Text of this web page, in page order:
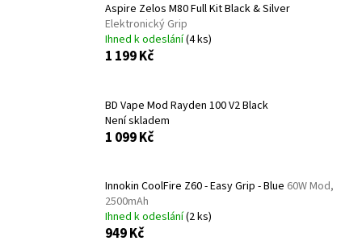
Aspire Zelos M80 Full Kit Black & Silver
Elektronický Grip
Ihned k odeslání(4 ks)
1 199 Kč
BD Vape Mod Rayden 100 V2 Black
Není skladem
1 099 Kč
Innokin CoolFire Z60 - Easy Grip - Blue 60W Mod,
2500mAh
Ihned k odeslání(2 ks)
949 Kč